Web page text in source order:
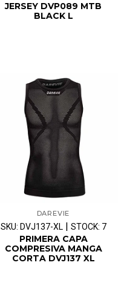
JERSEY DVP089 MTB
BLACK L
DAREVIE
SKU: DVJ137-XL| STOCK: 7
PRIMERA CAPA
COMPRESIVA MANGA
CORTA DVJ137 XL